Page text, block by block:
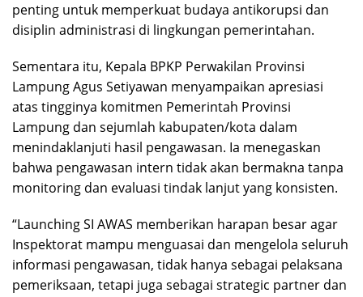
penting untuk memperkuat budaya antikorupsi dan
disiplin administrasi di lingkungan pemerintahan.
Sementara itu, Kepala BPKP Perwakilan Provinsi
Lampung Agus Setiyawan menyampaikan apresiasi
atas tingginya komitmen Pemerintah Provinsi
Lampung dan sejumlah kabupaten/kota dalam
menindaklanjuti hasil pengawasan. Ia menegaskan
bahwa pengawasan intern tidak akan bermakna tanpa
monitoring dan evaluasi tindak lanjut yang konsisten.
“Launching SI AWAS memberikan harapan besar agar
Inspektorat mampu menguasai dan mengelola seluruh
informasi pengawasan, tidak hanya sebagai pelaksana
pemeriksaan, tetapi juga sebagai strategic partner dan